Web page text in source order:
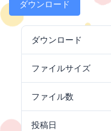
ダウンロード
ダウンロード
ファイルサイズ
ファイル数
投稿日